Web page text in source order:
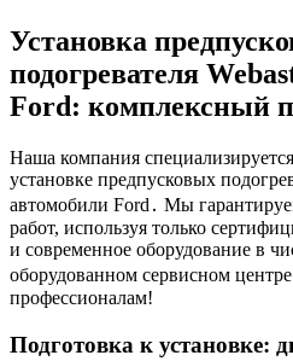
Установка
подогревателя
Ford: комплексный
Наша компания
установке предпусковых
автомобили Ford․ Мы
работ, используя только
и современное оборудование в
оборудованном сервисном
профессионалам!
Подготовка к установке: